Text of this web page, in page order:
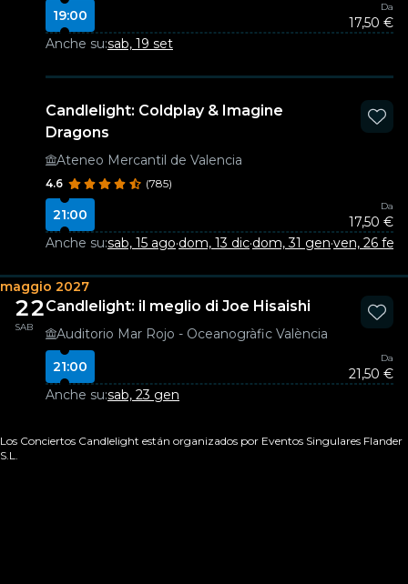
19:00
Da
17,50 €
Anche su:sab, 19 set
Candlelight: Coldplay & Imagine
Dragons
Ateneo Mercantil de Valencia
4.6 (785)
21:00
Da
17,50 €
Anche su:sab, 15 ago·dom, 13 dic·dom, 31 gen·ven, 26 feb
maggio 2027
22
SAB
Candlelight: il meglio di Joe Hisaishi
Auditorio Mar Rojo - Oceanogràfic València
21:00
Da
21,50 €
Anche su:sab, 23 gen
Los Conciertos Candlelight están organizados por Eventos Singulares Flander
S.L.